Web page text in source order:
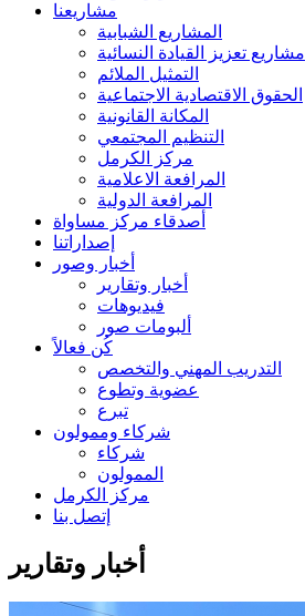
مشاريعنا
المشاريع الشبابية
مشاريع تعزيز القيادة النسائية
التمثيل الملائم
الحقوق الاقتصادية الاجتماعية
المكانة القانونية
التنظيم المجتمعي
مركز الكرمل
المرافعة الاعلامية
المرافعة الدولية
أصدقاء مركز مساواة
إصداراتنا
أخبار وصور
أخبار وتقارير
فيديوهات
ألبومات صور
كُن فعالاً
التدريب المهني والتخصص
عضوية وتطوع
تبرع
شركاء وممولون
شركاء
الممولون
مركز الكرمل
إتصل بنا
أخبار وتقارير